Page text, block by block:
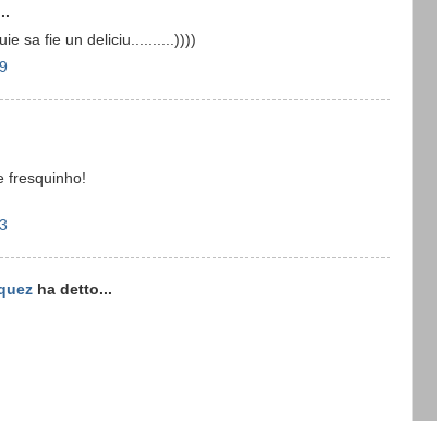
sa fie un deliciu..........))))
fresquinho!
ha detto...